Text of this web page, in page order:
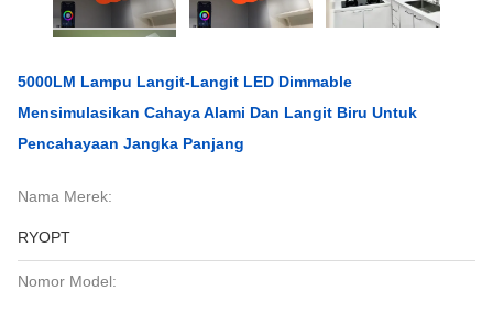
5000LM Lampu Langit-Langit LED Dimmable
Mensimulasikan Cahaya Alami Dan Langit Biru Untuk
Pencahayaan Jangka Panjang
Nama Merek:
RYOPT
Nomor Model: